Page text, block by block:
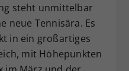
steht unmittelbar
neue Tennisära. Es
in ein großartiges
mit Höhepunkten